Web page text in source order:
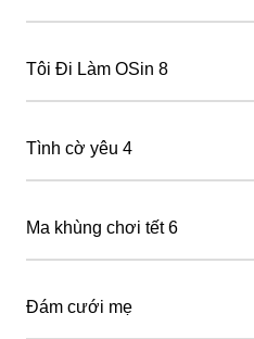
Tôi Đi Làm OSin 8
Tình cờ yêu 4
Ma khùng chơi tết 6
Đám cưới mẹ